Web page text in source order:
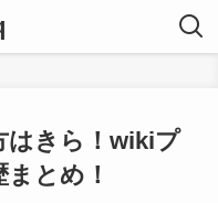
はきら！wikiプ
とめ！